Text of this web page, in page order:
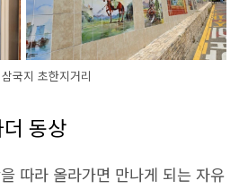
삼국지 초한지거리
동상
따라 올라가면 만나게 되는 자유